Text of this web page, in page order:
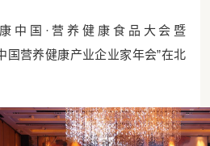
中国·营养健康食品大会暨
国营养健康产业企业家年会”在北